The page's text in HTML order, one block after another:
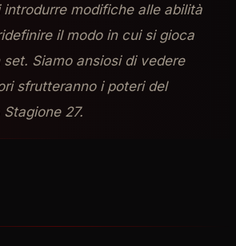
modifiche alle abilità
il modo in cui si gioca
set. Siamo ansiosi di vedere
sfrutteranno i poteri del
27.